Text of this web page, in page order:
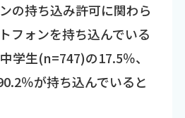
の持ち込み許可に関わら
フォンを持ち込んでいる
学生(n=747)の17.5％、
％が持ち込んでいると